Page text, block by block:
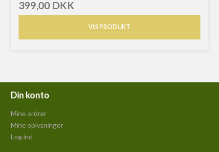
399,00 DKK
VIS PRODUKT
Din konto
Mine ordrer
Mine oplysninger
Log ind